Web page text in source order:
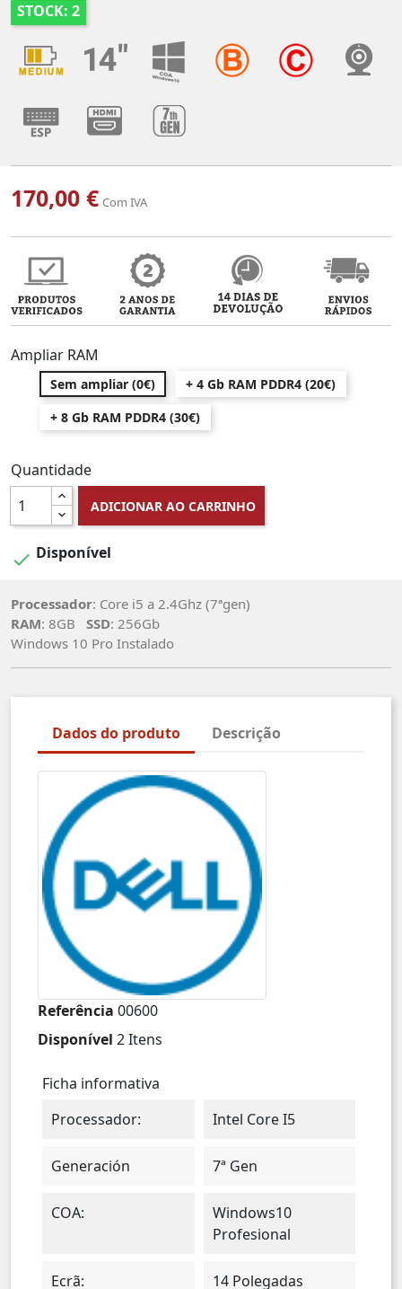
STOCK: 2
170,00 € Com IVA
Ampliar RAM
Sem ampliar (0€)
+ 4 Gb RAM PDDR4 (20€)
+ 8 Gb RAM PDDR4 (30€)
Quantidade
ADICIONAR AO CARRINHO
 Disponível
Processador: Core i5 a 2.4Ghz (7ªgen)
RAM: 8GB SSD: 256Gb
Windows 10 Pro Instalado
Dados do produto Descrição
Referência 00600
Disponível 2 Itens
Ficha informativa
Processador:
Intel Core I5
Generación 7ª Gen
COA:
Windows10
Profesional
Ecrã: 14 Polegadas